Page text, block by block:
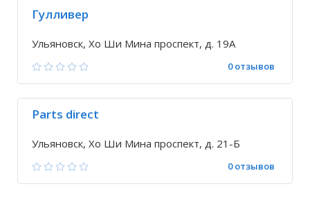
Гулливер
Ульяновск, Хо Ши Мина проспект, д. 19А
0 отзывов
Parts direct
Ульяновск, Хо Ши Мина проспект, д. 21-Б
0 отзывов